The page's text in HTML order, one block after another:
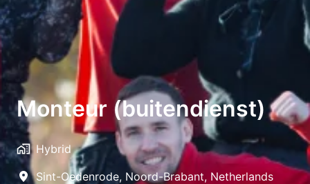
Monteur (buitendienst)
Hybrid
Sint-Oedenrode, Noord-Brabant, Netherlands